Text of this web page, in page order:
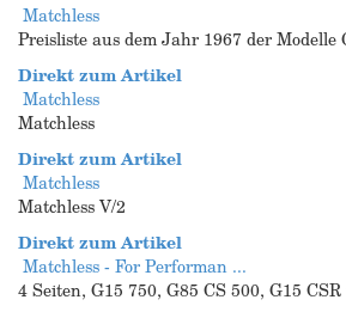
Matchless
Preisliste aus dem Jahr 1967 der Modelle
Direkt zum Artikel
Matchless
Matchless
Direkt zum Artikel
Matchless
Matchless V/2
Direkt zum Artikel
Matchless - For Performan ...
4 Seiten, G15 750, G85 CS 500, G15